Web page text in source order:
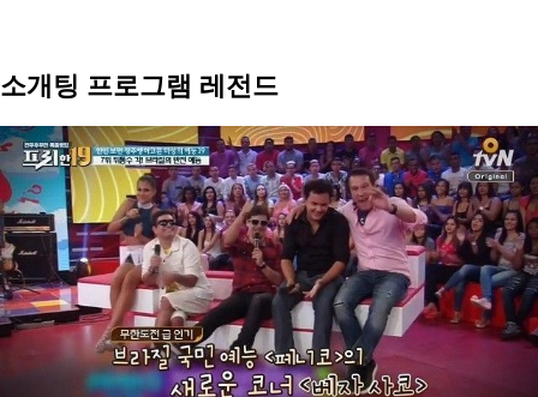
소개팅 프로그램 레전드